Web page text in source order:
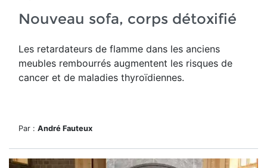
Nouveau sofa, corps détoxifié
Les retardateurs de flamme dans les anciens
meubles rembourrés augmentent les risques de
cancer et de maladies thyroïdiennes.
Par : André Fauteux